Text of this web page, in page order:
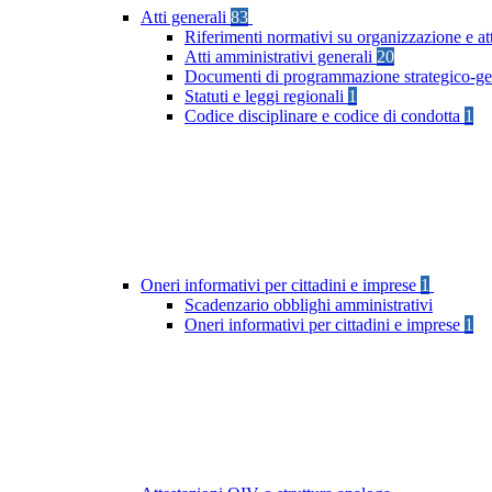
Atti generali 83
Riferimenti normativi su organizzazione e
Atti amministrativi generali 20
Documenti di programmazione strategico-
Statuti e leggi regionali 1
Codice disciplinare e codice di condotta 1
Oneri informativi per cittadini e imprese 1
Scadenzario obblighi amministrativi
Oneri informativi per cittadini e imprese 1